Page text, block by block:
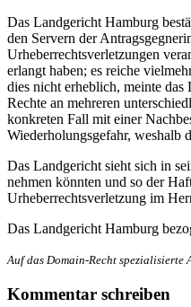
Das Landgericht Hamburg
den Servern der
Urheberrechtsverletzungen
erlangt haben; es reiche
dies nicht erheblich, meinte
Rechte an mehreren
konkreten Fall mit einer
Wiederholungsgefahr, weshalb
Das Landgericht sieht sich in
nehmen könnten und so der
Urheberrechtsverletzung im
Das Landgericht Hamburg
Auf das Domain-Recht spezialisierte
Kommentar schreiben